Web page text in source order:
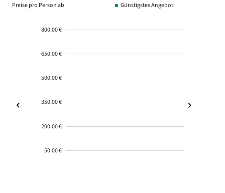
Preise pro Person ab Günstigstes Angebot
800.00 €
650.00 €
500.00 €
350.00 €
200.00 €
50.00 €